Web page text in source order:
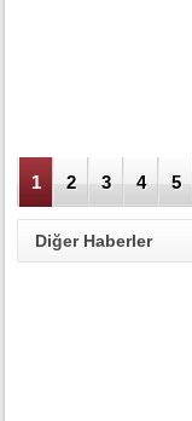
1 2 3 4 5
Diğer Haberler